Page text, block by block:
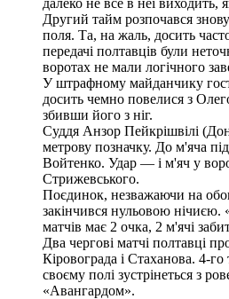
Другий тайм розпочався
поля. Та, на жаль, досить
передачі полтавців були
воротах не мали логічного
У штрафному майданчику
досить чемно повелися з
збивши його з ніг.
Суддя Анзор Пейкрішвілі
метрову позначку. До м'яча
Войтенко. Удар — і м'яч у
Стрижевського.
Поєдинок, незважаючи на
закінчився нульовою нічиєю.
матчів має 2 очка, 2 м'ячі
Два чергові матчі полтавці
Кіровограда і Стаханова. 4-
своєму полі зустрінеться з
«Авангардом».